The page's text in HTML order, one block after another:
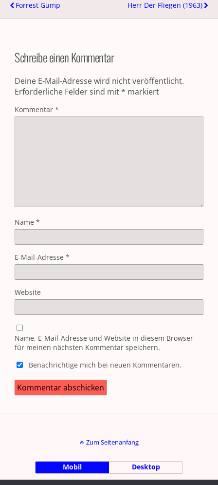
Forrest Gump
Herr Der Fliegen (1963)
Schreibe einen Kommentar
Deine E-Mail-Adresse wird nicht veröffentlicht.
Erforderliche Felder sind mit* markiert
Kommentar *
Name *
E-Mail-Adresse *
Website
Name, E-Mail-Adresse und Website in diesem Browser
für meinen nächsten Kommentar speichern.
Benachrichtige mich bei neuen Kommentaren.
Zum Seitenanfang
Mobil Desktop